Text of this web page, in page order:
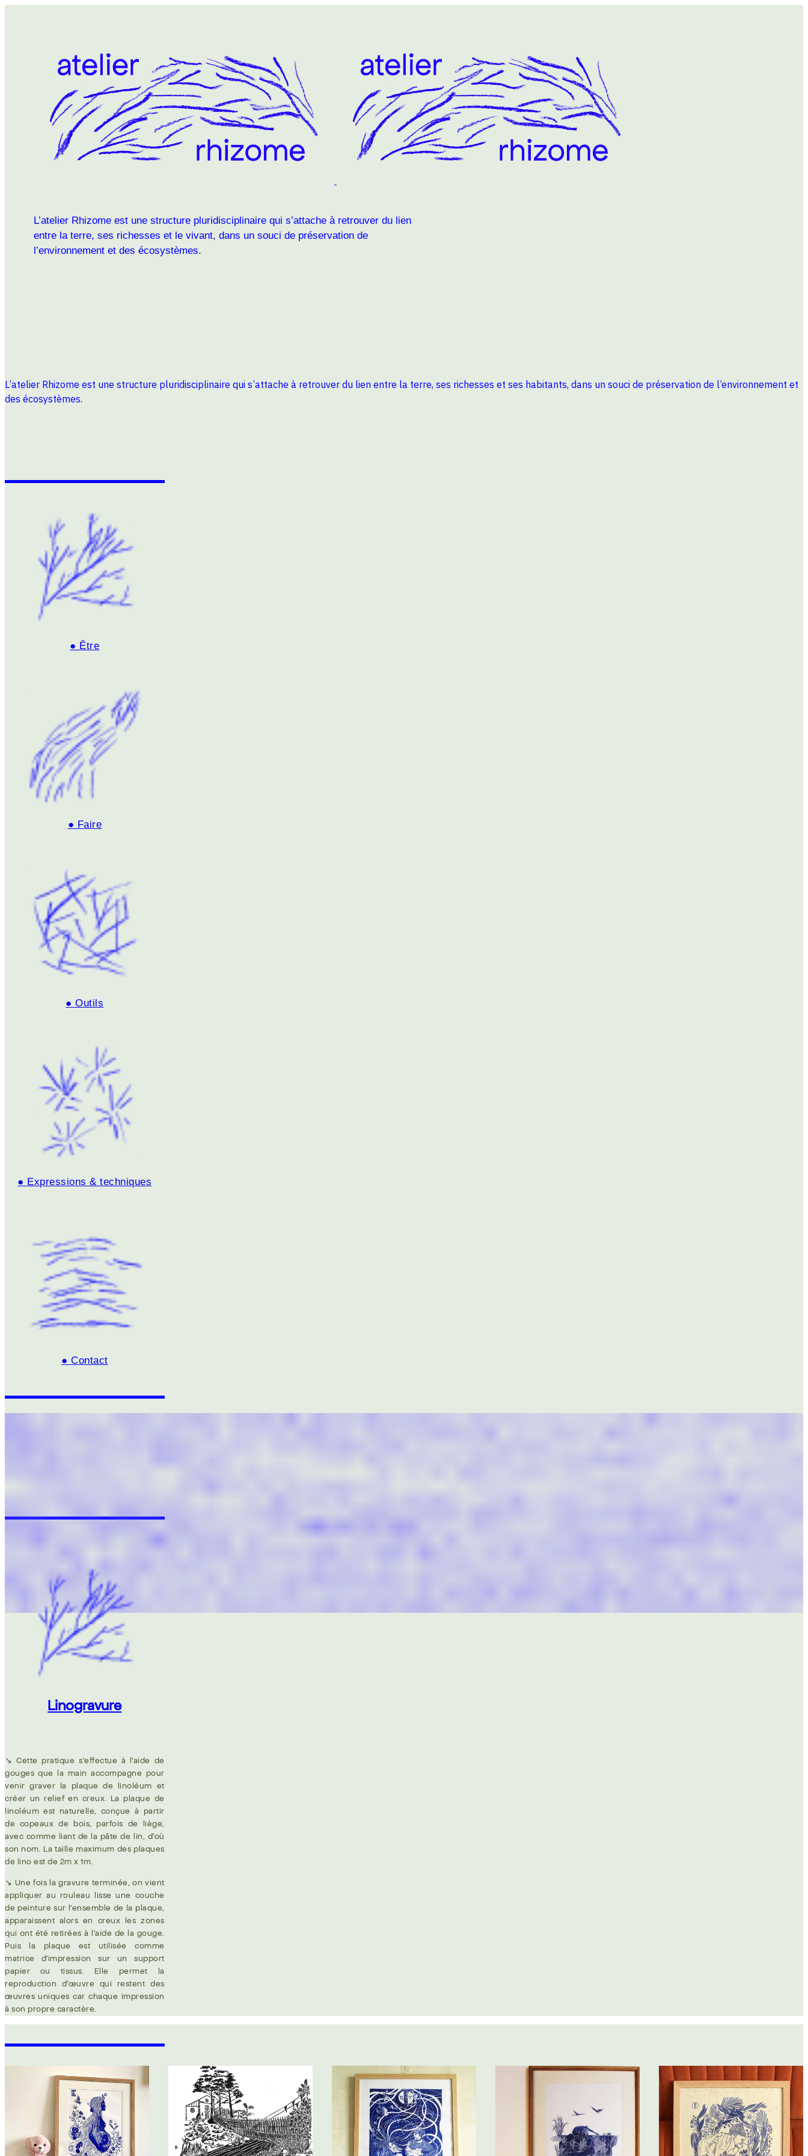
L’atelier Rhizome est une structure pluridisciplinaire qui s’attache à retrouver du lien
entre la terre, ses richesses et le vivant, dans un souci de préservation de
l’environnement et des écosystèmes.
L’atelier Rhizome est une structure pluridisciplinaire qui s’attache à retrouver du lien entre la terre, ses richesses et ses habitants, dans un souci de préservation de l’environnement et
des écosystèmes.
● Être
● Faire
● Outils
● Expressions & techniques
● Contact
Linogravure
↘︎Cette pratique s’effectue à l’aide de
gouges que la main accompagne pour
venir graver la plaque de linoléum et
créer un relief en creux. La plaque de
linoléum est naturelle, conçue à partir
de copeaux de bois, parfois de liège,
avec comme liant de la pâte de lin, d’où
son nom. La taille maximum des plaques
de lino est de 2m x 1m.
↘︎ Une fois la gravure terminée, on vient
appliquer au rouleau lisse une couche
de peinture sur l’ensemble de la plaque,
apparaissent alors en creux les zones
qui ont été retirées à l’aide de la gouge.
Puis la plaque est utilisée comme
matrice d’impression sur un support
papier ou tissus. Elle permet la
reproduction d’œuvre qui restent des
œuvres uniques car chaque impression
à son propre caractère.